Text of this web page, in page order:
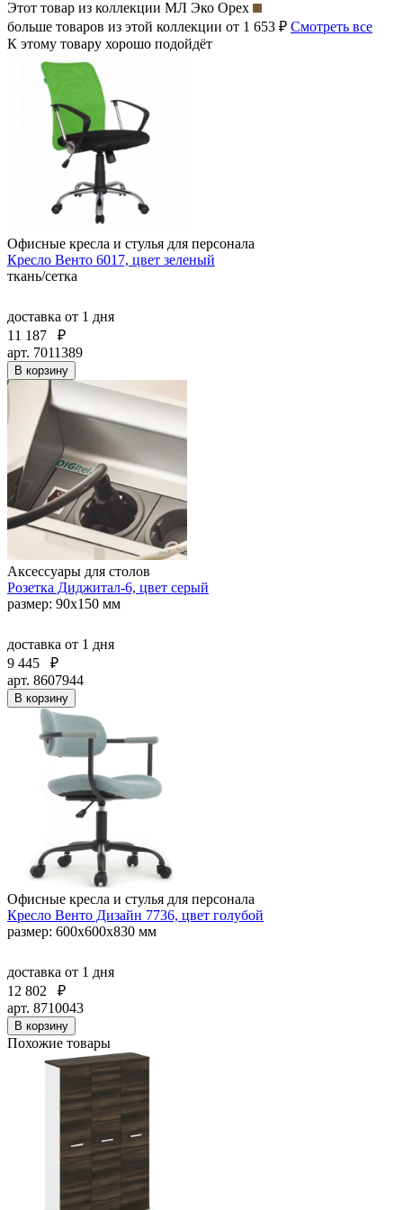
Этот товар из коллекции МЛ Эко Орех
больше товаров из этой коллекции от 1 653 ₽ Смотреть все
К этому товару хорошо подойдёт
Офисные кресла и стулья для персонала
Кресло Венто 6017, цвет зеленый
ткань/сетка
доставка от 1 дня
11 187
₽
арт. 7011389
В корзину
Аксессуары для столов
Розетка Диджитал-6, цвет серый
размер: 90х150 мм
доставка от 1 дня
9 445
₽
арт. 8607944
В корзину
Офисные кресла и стулья для персонала
Кресло Венто Дизайн 7736, цвет голубой
размер: 600х600х830 мм
доставка от 1 дня
12 802
₽
арт. 8710043
В корзину
Похожие товары